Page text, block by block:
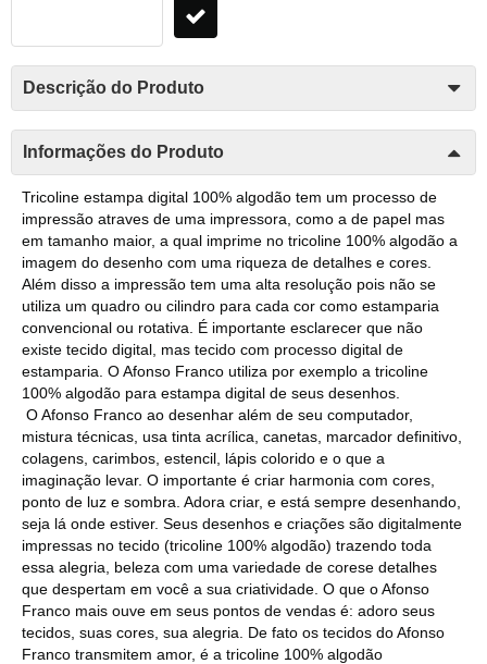
Descrição do Produto
Informações do Produto
Tricoline estampa digital 100% algodão tem um processo de
impressão atraves de uma impressora, como a de papel mas
em tamanho maior, a qual imprime no tricoline 100% algodão a
imagem do desenho com uma riqueza de detalhes e cores.
Além disso a impressão tem uma alta resolução pois não se
utiliza um quadro ou cilindro para cada cor como estamparia
convencional ou rotativa. É importante esclarecer que não
existe tecido digital, mas tecido com processo digital de
estamparia. O Afonso Franco utiliza por exemplo a tricoline
100% algodão para estampa digital de seus desenhos.
O Afonso Franco ao desenhar além de seu computador,
mistura técnicas, usa tinta acrílica, canetas, marcador definitivo,
colagens, carimbos, estencil, lápis colorido e o que a
imaginação levar. O importante é criar harmonia com cores,
ponto de luz e sombra. Adora criar, e está sempre desenhando,
seja lá onde estiver. Seus desenhos e criações são digitalmente
impressas no tecido (tricoline 100% algodão) trazendo toda
essa alegria, beleza com uma variedade de corese detalhes
que despertam em você a sua criatividade. O que o Afonso
Franco mais ouve em seus pontos de vendas é: adoro seus
tecidos, suas cores, sua alegria. De fato os tecidos do Afonso
Franco transmitem amor, é a tricoline 100% algodão